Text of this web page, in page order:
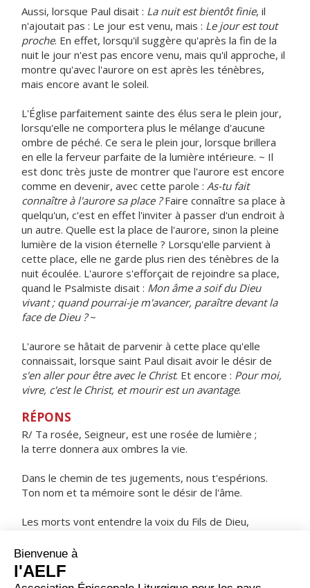
Aussi, lorsque Paul disait : La nuit est bientôt finie, il
n'ajoutait pas : Le jour est venu, mais : Le jour est tout
proche. En effet, lorsqu'il suggère qu'après la fin de la
nuit le jour n'est pas encore venu, mais qu'il approche, il
montre qu'avec l'aurore on est après les ténèbres,
mais encore avant le soleil.
L'Église parfaitement sainte des élus sera le plein jour,
lorsqu'elle ne comportera plus le mélange d'aucune
ombre de péché. Ce sera le plein jour, lorsque brillera
en elle la ferveur parfaite de la lumière intérieure. ~ Il
est donc très juste de montrer que l'aurore est encore
comme en devenir, avec cette parole : As-tu fait
connaître à l'aurore sa place ?Faire connaître sa place à
quelqu'un, c'est en effet l'inviter à passer d'un endroit à
un autre. Quelle est la place de l'aurore, sinon la pleine
lumière de la vision éternelle ? Lorsqu'elle parvient à
cette place, elle ne garde plus rien des ténèbres de la
nuit écoulée. L'aurore s'efforçait de rejoindre sa place,
quand le Psalmiste disait : Mon âme a soif du Dieu
vivant ; quand pourrai-je m'avancer, paraître devant la
face de Dieu ?~
L'aurore se hâtait de parvenir à cette place qu'elle
connaissait, lorsque saint Paul disait avoir le désir de
s'en aller pour être avec le Christ. Et encore : Pour moi,
vivre, c'est le Christ, et mourir est un avantage.
RÉPONS
R/ Ta rosée, Seigneur, est une rosée de lumière ;
la terre donnera aux ombres la vie.
Dans le chemin de tes jugements, nous t'espérions.
Ton nom et ta mémoire sont le désir de l'âme.
Les morts vont entendre la voix du Fils de Dieu,